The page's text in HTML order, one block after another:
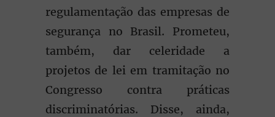
regulamentação das empresas de
segurança no Brasil. Prometeu,
também, dar celeridade a
projetos de lei em tramitação no
Congresso contra práticas
discriminatórias. Disse, ainda,